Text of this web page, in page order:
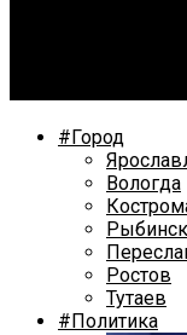
#Город
Вологда
Рыбинск
Ростов
Тутаев
#Политика